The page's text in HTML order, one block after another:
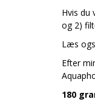
Hvis du
og 2)
Læs
Efter
180